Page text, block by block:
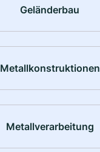
Geländerbau
Metallkonstruktionen
Metallverarbeitung